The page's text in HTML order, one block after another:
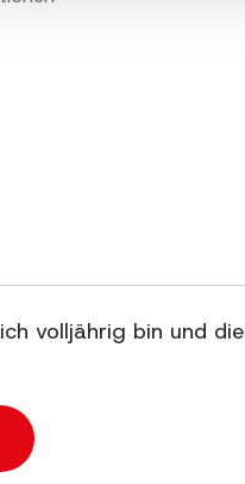
volljährig bin und die